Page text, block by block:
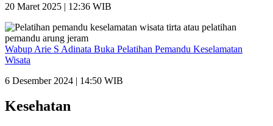
20 Maret 2025 | 12:36 WIB
Wabup Arie S Adinata Buka Pelatihan Pemandu Keselamatan
Wisata
6 Desember 2024 | 14:50 WIB
Kesehatan